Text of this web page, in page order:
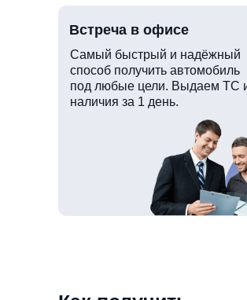
Самый быстрый и надёжный
способ получить автомобиль
под любые цели. Выдаем ТС
наличия за 1 день.
Встреча в офисе